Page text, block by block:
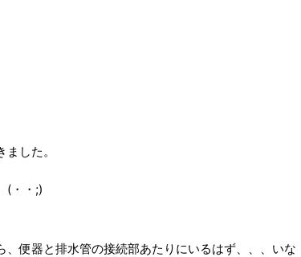
した。
(・・;)
便器と排水管の接続部あたりにいるはず、、、いな